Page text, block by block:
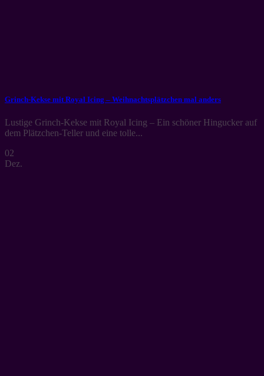
Grinch-Kekse mit Royal Icing – Weihnachtsplätzchen mal anders
Lustige Grinch-Kekse mit Royal Icing – Ein schöner Hingucker auf
dem Plätzchen-Teller und eine tolle...
02
Dez.